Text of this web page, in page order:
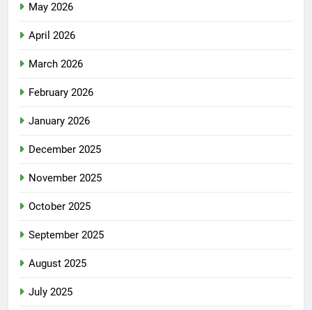
May 2026
April 2026
March 2026
February 2026
January 2026
December 2025
November 2025
October 2025
September 2025
August 2025
July 2025